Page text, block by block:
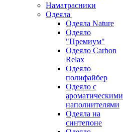
Наматрасники
Одеяла
Одеяла Nature
Одеяло
"Премиум"
Одеяло Carbon
Relax
Одеяло
полифайбер
Одеяло с
ароматическими
наполнителями
Одеяла на
синтепоне